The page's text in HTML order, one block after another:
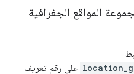
المواقع الجغرافية
على رقم تعريف